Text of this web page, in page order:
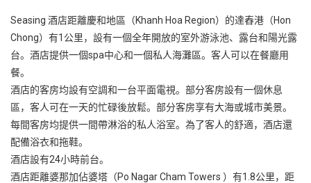
Seasing 酒店距離慶和地區（Khanh Hoa Region）的達舂港（Hon
Chong）有1公里，設有一個全年開放的室外游泳池、露台和陽光露
台。酒店提供一個spa中心和一個私人海灘區。客人可以在餐廳用
餐。
酒店的客房均設有空調和一台平面電視。部分客房設有一個休息
區，客人可在一天的忙碌後放鬆。部分客房享有大海或城市美景。
每間客房均提供一間帶淋浴的私人浴室。為了客人的舒適，酒店還
配備浴衣和拖鞋。
酒店設有24小時前台。
酒店距離婆那加佔婆塔（Po Nagar Cham Towers ）有1.8公里，距